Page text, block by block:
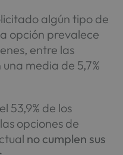
algún tipo de
opción prevalece
entre las
media de 5,7%
53,9% de los
opciones de
no cumplen sus